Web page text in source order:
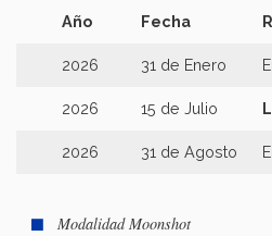
Año Fecha
2026 31 de Enero
2026 15 de Julio
2026 31 de Agosto
Modalidad Moonshot